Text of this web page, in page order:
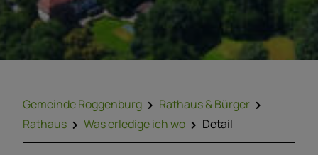
Gemeinde Roggenburg
Rathaus & Bürger
Rathaus
Was erledige ich wo Detail